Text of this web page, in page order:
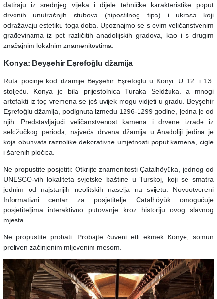
datiraju iz srednjeg vijeka i dijele tehničke karakteristike poput
drvenih unutrašnjih stubova (hipostilnog tipa) i ukrasa koji
odražavaju estetiku toga doba. Upoznajmo se s ovim veličanstvenim
građevinama iz pet različitih anadolijskih gradova, kao i s drugim
značajnim lokalnim znamenitostima.
Konya: Beyşehir Eşrefoğlu džamija
Ruta počinje kod džamije Beyşehir Eşrefoğlu u Konyi. U 12. i 13.
stoljeću, Konya je bila prijestolnica Turaka Seldžuka, a mnogi
artefakti iz tog vremena se još uvijek mogu vidjeti u gradu. Beyşehir
Eşrefoğlu džamija, podignuta između 1296-1299 godine, jedna je od
njih. Predstavljajući veličanstvenost kamena i drvene izrade iz
seldžučkog perioda, najveća drvena džamija u Anadoliji jedina je
koja obuhvata raznolike dekorativne umjetnosti poput kamena, cigle
i šarenih pločica.
Ne propustite posjetiti: Otkrijte znamenitosti Çatalhöyüka, jednog od
UNESCO-vih lokaliteta svjetske baštine u Turskoj, koji se smatra
jednim od najstarijih neolitskih naselja na svijetu. Novootvoreni
Informativni centar za posjetitelje Çatalhöyük omogućuje
posjetiteljima interaktivno putovanje kroz historiju ovog slavnog
mjesta.
Ne propustite probati: Probajte čuveni etli ekmek Konye, somun
preliven začinjenim mljevenim mesom.